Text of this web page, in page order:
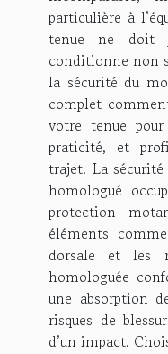
particulière à
tenue ne doit
conditionne non
la sécurité du
complet
votre tenue
praticité, et
trajet. La
homologué
protection
éléments
dorsale et les
homologuée
une absorption
risques de
d’un impact.